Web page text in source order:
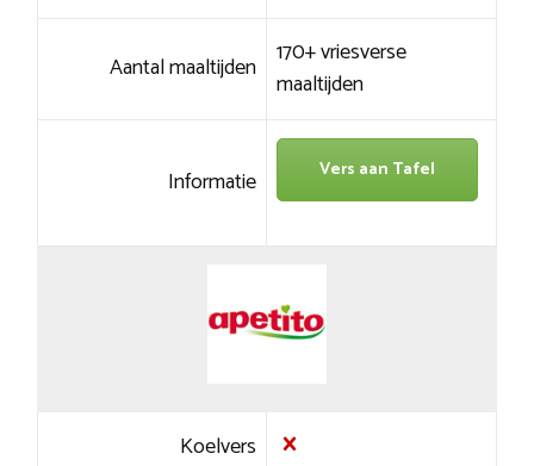
Aantal maaltijden 170+ vriesverse
maaltijden
Informatie Vers aan Tafel
Koelvers